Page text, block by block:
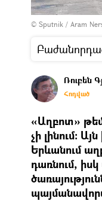
© Sputnik / Aram
Ռուբեն
Հոդված
«Աղբոտ»
չի լինում։
Երևանում
դառնում,